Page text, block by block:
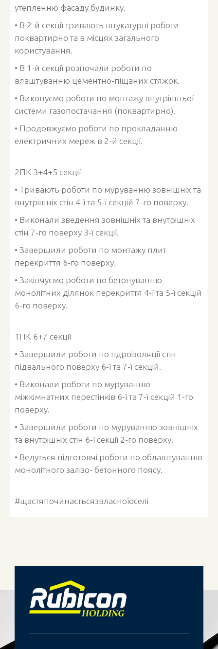
утепленню фасаду будинку.
• В 2-й секції тривають штукатурні роботи
поквартирно та в місцях загального
користування.
• В 1-й секції розпочали роботи по
влаштуванню цементно-піщаних стяжок.
• Виконуємо роботи по монтажу внутрішньої
системи газопостачання (поквартирно).
• Продовжуємо роботи по прокладанню
електричних мереж в 2-й секції.
2ПК 3+4+5 секції
• Тривають роботи по муруванню зовнішніх та
внутрішніх стін 4-ї та 5-ї секцій 7-го поверху.
• Виконали зведення зовнішніх та внутрішніх
стін 7-го поверху 3-ї секції.
• Завершили роботи по монтажу плит
перекриття 6-го поверху.
• Закінчуємо роботи по бетонуванню
монолітних ділянок перекриття 4-ї та 5-ї секцій
6-го поверху.
1ПК 6+7 секції
• Завершили роботи по гідроізоляції стін
підвального поверху 6-ї та 7-ї секцій.
• Виконали роботи по муруванню
міжкімнатних перестінків 6-ї та 7-ї секцій 1-го
поверху.
• Завершили роботи по муруванню зовнішніх
та внутрішніх стін 6-ї секції 2-го поверху.
• Ведуться підготовчі роботи по облаштуванню
монолітного залізо- бетонного поясу.
#щастяпочинаєтьсязвласноїоселі